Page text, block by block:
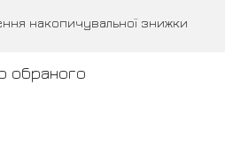
накопичувальної знижки
обраного